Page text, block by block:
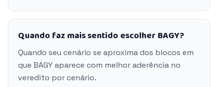
Quando faz mais sentido escolher BAGY?
Quando seu cenário se aproxima dos blocos em
que BAGY aparece com melhor aderência no
veredito por cenário.